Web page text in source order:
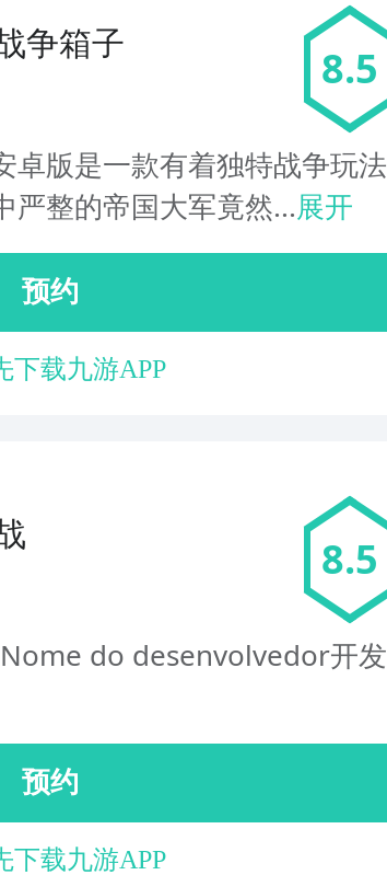
争箱子 8.5
卓版是一款有着独特战争玩法
严整的帝国大军竟然...展开
预约
下载九游APP
8.5
do desenvolvedor开发
预约
下载九游APP